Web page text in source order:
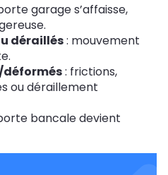
garage s’affaisse,
déraillés: mouvement
déformés: frictions,
ou déraillement
bancale devient